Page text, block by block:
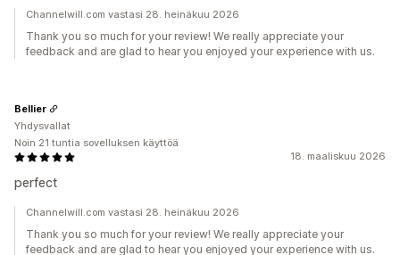
Channelwill.com vastasi 28. heinäkuu 2026
Thank you so much for your review! We really appreciate your
feedback and are glad to hear you enjoyed your experience with us.
18. maaliskuu 2026
perfect
Bellier
Yhdysvallat
Noin 21 tuntia sovelluksen käyttöä
Channelwill.com vastasi 28. heinäkuu 2026
Thank you so much for your review! We really appreciate your
feedback and are glad to hear you enjoyed your experience with us.